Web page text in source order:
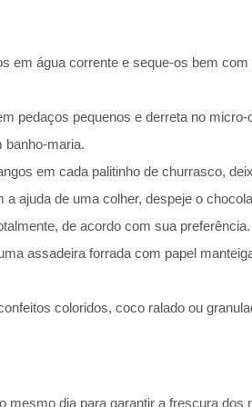
em água corrente e seque-os bem
pedaços pequenos e derreta no
banho-maria.
em cada palitinho de churrasco,
a ajuda de uma colher, despeje o
de acordo com sua preferência.
assadeira forrada com papel
coloridos, coco ralado ou
mesmo dia para garantir a frescura dos